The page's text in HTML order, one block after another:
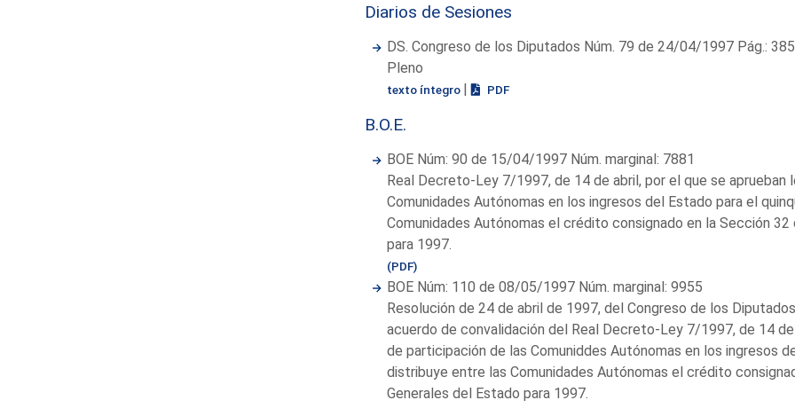
Diarios de Sesiones
DS. Congreso de los Diputados Núm. 79 de 24/04/1997 Pág.:
Pleno
texto íntegro | PDF
B.O.E.
BOE Núm: 90 de 15/04/1997 Núm. marginal: 7881
Real Decreto-Ley 7/1997, de 14 de abril, por el que se
Comunidades Autónomas en los ingresos del Estado para el
Comunidades Autónomas el crédito consignado en la Sección
para 1997.
(PDF)
BOE Núm: 110 de 08/05/1997 Núm. marginal: 9955
Resolución de 24 de abril de 1997, del Congreso de los
acuerdo de convalidación del Real Decreto-Ley 7/1997, de 14
de participación de las Comuniddes Autónomas en los ingresos
distribuye entre las Comunidades Autónomas el crédito
Generales del Estado para 1997.